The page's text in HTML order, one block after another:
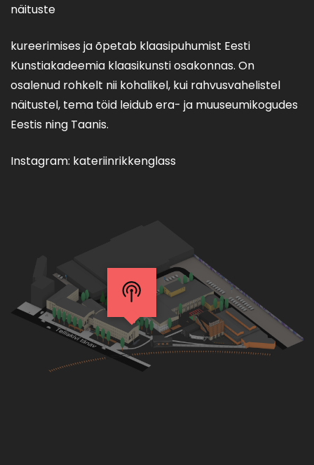
näituste
kureerimises ja õpetab klaasipuhumist Eesti
Kunstiakadeemia klaasikunsti osakonnas. On
osalenud rohkelt nii kohalikel, kui rahvusvahelistel
näitustel, tema töid leidub era- ja muuseumikogudes
Eestis ning Taanis.
Instagram: kateriinrikkenglass